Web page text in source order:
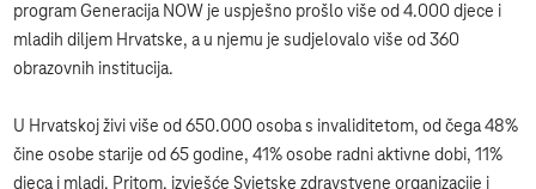
program Generacija NOW je uspješno prošlo više od 4.000 djece i
mladih diljem Hrvatske, a u njemu je sudjelovalo više od 360
obrazovnih institucija.
U Hrvatskoj živi više od 650.000 osoba s invaliditetom, od čega 48%
čine osobe starije od 65 godine, 41% osobe radni aktivne dobi, 11%
djeca i mladi. Pritom, izvješće Svjetske zdravstvene organizacije i